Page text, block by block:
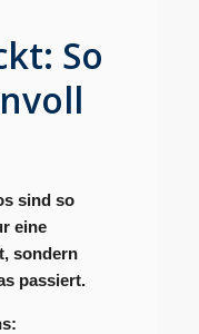
So
sind so
eine
sondern
passiert.